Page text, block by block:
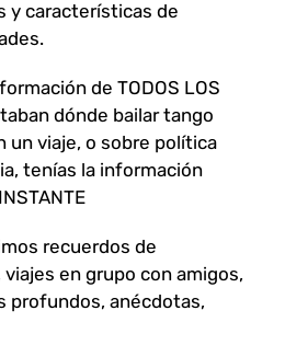
y características de
de TODOS LOS
dónde bailar tango
un viaje, o sobre política
tenías la información
recuerdos de
en grupo con amigos,
profundos, anécdotas,